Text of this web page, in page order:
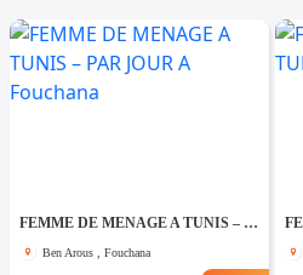
FEMME DE MENAGE A TUNIS – PAR JOUR A Fouchana
Ben Arous , Fouchana